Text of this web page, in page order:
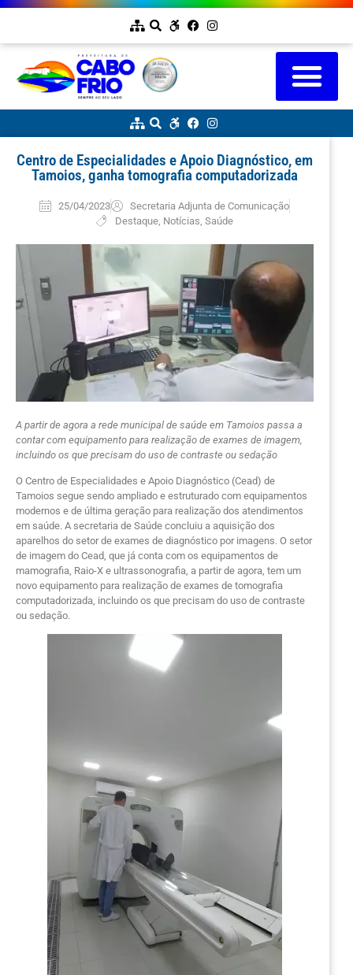
Centro de Especialidades e Apoio Diagnóstico, em
Tamoios, ganha tomografia computadorizada
25/04/2023
Secretaria Adjunta de Comunicação
Destaque, Notícias Saúde
A partir de agora a rede municipal de saúde em Tamoios passa a
contar com equipamento para realização de exames de imagem,
incluindo os que precisam do uso de contraste ou sedação
O Centro de Especialidades e Apoio Diagnóstico (Cead) de
Tamoios segue sendo ampliado e estruturado com equipamentos
modernos e de última geração para realização dos atendimentos
em saúde. A secretaria de Saúde concluiu a aquisição dos
aparelhos do setor de exames de diagnóstico por imagens. O setor
de imagem do Cead, que já conta com os equipamentos de
mamografia, Raio-X e ultrassonografia, a partir de agora, tem um
novo equipamento para realização de exames de tomografia
computadorizada, incluindo os que precisam do uso de contraste
ou sedação.